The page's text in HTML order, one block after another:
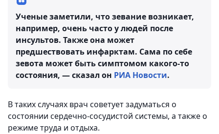
Ученые заметили, что зевание возникает,
например, очень часто у людей после
инсультов. Также она может
предшествовать инфарктам. Сама по себе
зевота может быть симптомом какого-то
состояния, — сказал он РИА Новости.
В таких случаях врач советует задуматься о
состоянии сердечно-сосудистой системы, а также о
режиме труда и отдыха.